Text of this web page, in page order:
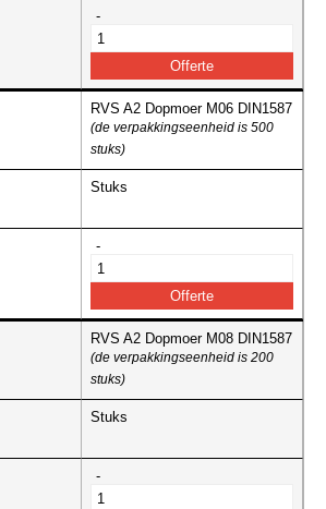
-
RVS A2 Dopmoer M06 DIN1587
(de verpakkingseenheid is 500
stuks)
Stuks
-
RVS A2 Dopmoer M08 DIN1587
(de verpakkingseenheid is 200
stuks)
Stuks
-